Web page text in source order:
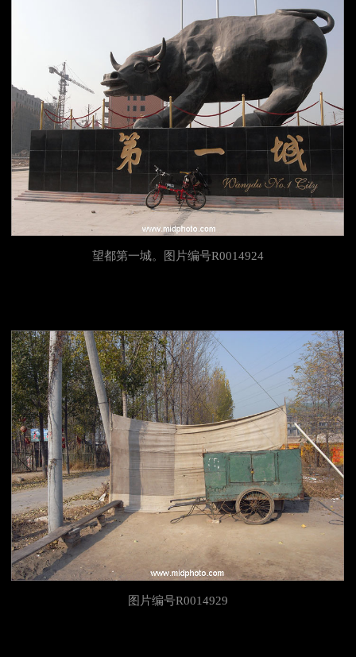
望都第一城。图片编号R0014924
图片编号R0014929